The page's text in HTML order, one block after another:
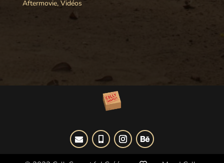
Aftermovie, Vidéos